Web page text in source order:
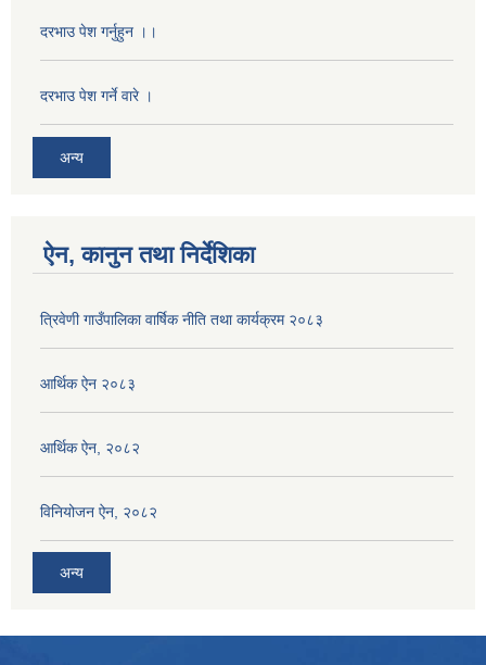
दरभाउ पेश गर्नुहुन ।।
दरभाउ पेश गर्ने वारे ।
अन्य
ऐन, कानुन तथा निर्देशिका
त्रिवेणी गाउँपालिका वार्षिक नीति तथा कार्यक्रम २०८३
आर्थिक ऐन २०८३
आर्थिक ऐन, २०८२
विनियोजन ऐन, २०८२
अन्य